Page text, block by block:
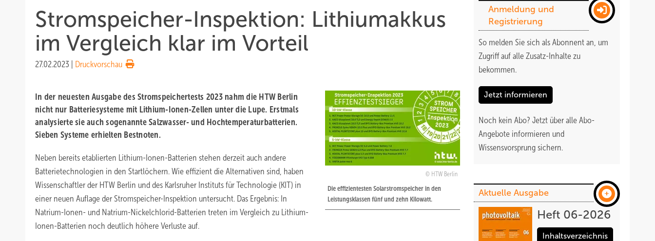
Stromspeicher-Inspektion: Lithiumakkus
im Vergleich klar im Vorteil
27.02.2023 Druckvorschau
HTW Berlin
Die effizientesten Solarstromspeicher in den
Leistungsklassen fünf und zehn Kilowatt.
In der neuesten Ausgabe des Stromspeichertests 2023 nahm die HTW Berlin
nicht nur Batteriesysteme mit Lithium-Ionen-Zellen unter die Lupe. Erstmals
analysierte sie auch sogenannte Salzwasser- und Hochtemperaturbatterien.
Sieben Systeme erhielten Bestnoten.
Neben bereits etablierten Lithium-Ionen-Batterien stehen derzeit auch andere
Batterietechnologien in den Startlöchern. Wie effizient die Alternativen sind, haben
Wissenschaftler der HTW Berlin und des Karlsruher Instituts für Technologie (KIT) in
einer neuen Auflage der Stromspeicher-Inspektion untersucht. Das Ergebnis: In
Natrium-Ionen- und Natrium-Nickelchlorid-Batterien treten im Vergleich zu Lithium-
Ionen-Batterien noch deutlich höhere Verluste auf.
Anmeldung und
Registrierung
So melden Sie sich als Abonnent an, um
Zugriff auf alle Zusatz-Inhalte zu
bekommen.
Jetzt informieren
Noch kein Abo? Jetzt über alle Abo-
Angebote informieren und
Wissensvorsprung sichern.
Aktuelle Ausgabe
Heft 06-2026
Inhaltsverzeichnis